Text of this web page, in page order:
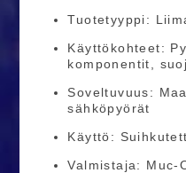
Tuotetyyppi:
Käyttökohteet:
komponentit,
Soveltuvuus:
sähköpyörät
Käyttö:
Valmistaja: Muc-